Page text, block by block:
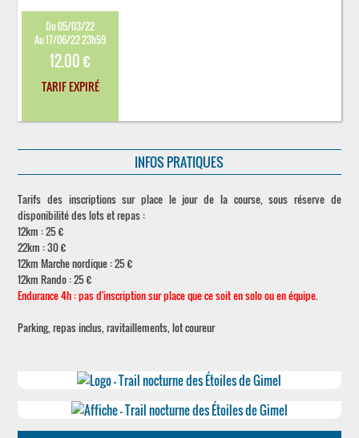
Du 05/03/22
Au 17/06/22 23h59
12.00 €
TARIF EXPIRÉ
INFOS PRATIQUES
Tarifs des inscriptions sur place le jour de la course, sous réserve de
disponibilité des lots et repas :
12km : 25 €
22km : 30 €
12km Marche nordique : 25 €
12km Rando : 25 €
Endurance 4h : pas d'inscription sur place que ce soit en solo ou en équipe.
Parking, repas inclus, ravitaillements, lot coureur